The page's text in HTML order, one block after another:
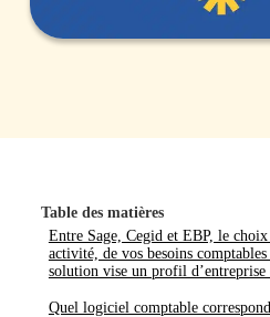
Table des matières
Entre Sage, Cegid et EBP, le
activité, de vos besoins
solution vise un profil
Quel logiciel comptable